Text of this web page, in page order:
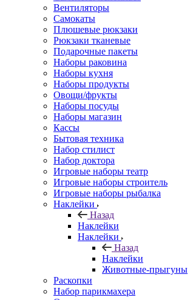
Вентиляторы
Самокаты
Плюшевые рюкзаки
Рюкзаки тканевые
Подарочные пакеты
Наборы раковина
Наборы кухня
Наборы продукты
Овощи/фрукты
Наборы посуды
Наборы магазин
Кассы
Бытовая техника
Набор стилист
Набор доктора
Игровые наборы театр
Игровые наборы строитель
Игровые наборы рыбалка
Наклейки
Назад
Наклейки
Наклейки
Назад
Наклейки
Животные-прыгуны
Раскопки
Набор парикмахера